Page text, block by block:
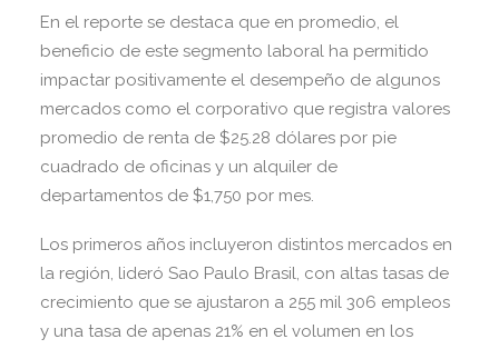
En el reporte se destaca que en promedio, el
beneficio de este segmento laboral ha permitido
impactar positivamente el desempeño de algunos
mercados como el corporativo que registra valores
promedio de renta de $25.28 dólares por pie
cuadrado de oficinas y un alquiler de
departamentos de $1,750 por mes.
Los primeros años incluyeron distintos mercados en
la región, lideró Sao Paulo Brasil, con altas tasas de
crecimiento que se ajustaron a 255 mil 306 empleos
y una tasa de apenas 21% en el volumen en los